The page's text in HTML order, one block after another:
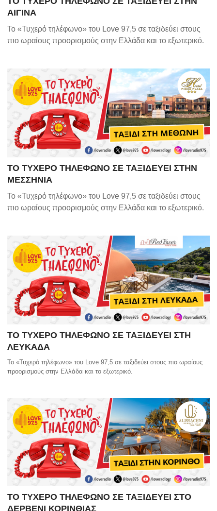
ΑΙΓΙΝΑ
Το «Τυχερό τηλέφωνο» του Love 97,5 σε ταξιδεύει στους
πιο ωραίους προορισμούς στην Ελλάδα και το εξωτερικό.
ΤΟ ΤΥΧΕΡΟ ΤΗΛΕΦΩΝΟ ΣΕ ΤΑΞΙΔΕΥΕΙ ΣΤΗΝ
ΜΕΣΣΗΝΙΑ
Το «Τυχερό τηλέφωνο» του Love 97,5 σε ταξιδεύει στους
πιο ωραίους προορισμούς στην Ελλάδα και το εξωτερικό.
ΤΟ ΤΥΧΕΡΟ ΤΗΛΕΦΩΝΟ ΣΕ ΤΑΞΙΔΕΥΕΙ ΣΤΗ
ΛΕΥΚΑΔΑ
Το «Τυχερό τηλέφωνο» του Love 97,5 σε ταξιδεύει στους πιο ωραίους
προορισμούς στην Ελλάδα και το εξωτερικό.
ΤΟ ΤΥΧΕΡΟ ΤΗΛΕΦΩΝΟ ΣΕ ΤΑΞΙΔΕΥΕΙ ΣΤΟ
ΔΕΡΒΕΝΙ ΚΟΡΙΝΘΙΑΣ